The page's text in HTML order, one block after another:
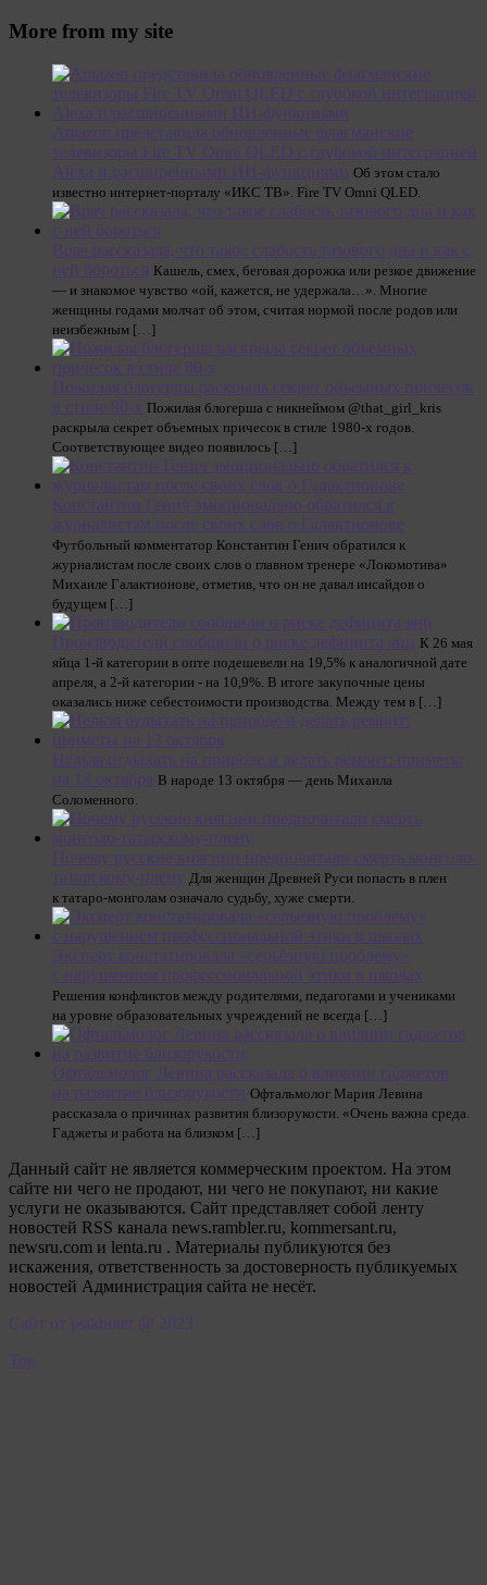
More from my site
Amazon представила обновленные флагманские
телевизоры Fire TV Omni QLED с глубокой интеграцией
Alexa и расширенными ИИ-функциями Об этом стало
известно интернет-порталу «ИКС ТВ». Fire TV Omni QLED.
Врач рассказала, что такое слабость тазового дна и как с
ней бороться Кашель, смех, беговая дорожка или резкое движение
— и знакомое чувство «ой, кажется, не удержала…». Многие
женщины годами молчат об этом, считая нормой после родов или
неизбежным […]
Пожилая блогерша раскрыла секрет объемных причесок
в стиле 80-х Пожилая блогерша с никнеймом @that_girl_kris
раскрыла секрет объемных причесок в стиле 1980-х годов.
Соответствующее видео появилось […]
Константин Генич эмоционально обратился к
журналистам после своих слов о Галактионове
Футбольный комментатор Константин Генич обратился к
журналистам после своих слов о главном тренере «Локомотива»
Михаиле Галактионове, отметив, что он не давал инсайдов о
будущем […]
Производители сообщили о риске дефицита яиц К 26 мая
яйца 1-й категории в опте подешевели на 19,5% к аналогичной дате
апреля, а 2-й категории - на 10,9%. В итоге закупочные цены
оказались ниже себестоимости производства. Между тем в […]
Нельзя отдыхать на природе и делать ремонт: приметы
на 13 октября В народе 13 октября — день Михаила
Соломенного.
Почему русские княгини предпочитали смерть монголо-
татарскому-плену Для женщин Древней Руси попасть в плен
к татаро-монголам означало судьбу, хуже смерти.
Эксперт констатировала «серьёзную проблему»
с нарушением профессиональной этики в школах
Решения конфликтов между родителями, педагогами и учениками
на уровне образовательных учреждений не всегда […]
Офтальмолог Левина рассказала о влиянии гаджетов
на развитие близорукости Офтальмолог Мария Левина
рассказала о причинах развития близорукости. «Очень важна среда.
Гаджеты и работа на близком […]
Данный сайт не является коммерческим проектом. На этом
сайте ни чего не продают, ни чего не покупают, ни какие
услуги не оказываются. Сайт представляет собой ленту
новостей RSS канала news.rambler.ru, kommersant.ru,
newsru.com и lenta.ru . Материалы публикуются без
искажения, ответственность за достоверность публикуемых
новостей Администрация сайта не несёт.
Сайт от psikhoter @ 2023
Top